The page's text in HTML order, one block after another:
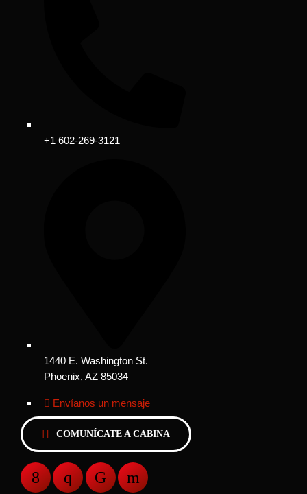
+1 602-269-3121
1440 E. Washington St.
Phoenix, AZ 85034
Envíanos un mensaje
COMUNÍCATE A CABINA